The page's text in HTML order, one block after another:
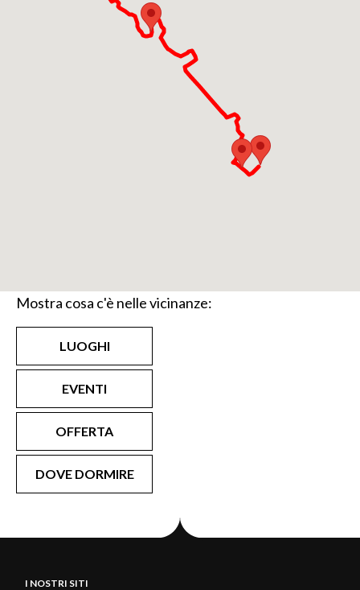
Mostra cosa c'è nelle vicinanze:
LUOGHI
EVENTI
OFFERTA
DOVE DORMIRE
I NOSTRI SITI